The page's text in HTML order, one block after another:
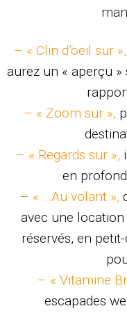
– « Clin d’oeil sur »,
aurez un « aperçu
– « Zoom sur »,
– « Regards sur »,
en
– « …Au volant »,
avec une
réservés, en
– « Vitamine
escapades